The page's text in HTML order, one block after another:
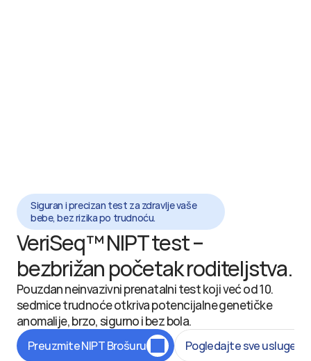
Siguran i precizan test za zdravlje vaše
bebe, bez rizika po trudnoću.
VeriSeq™ NIPT test –
bezbrižan početak roditeljstva.
Pouzdan neinvazivni prenatalni test koji već od 10.
sedmice trudnoće otkriva potencijalne genetičke
anomalije, brzo, sigurno i bez bola.
Preuzmite NIPT Brošuru Pogledajte sve usluge